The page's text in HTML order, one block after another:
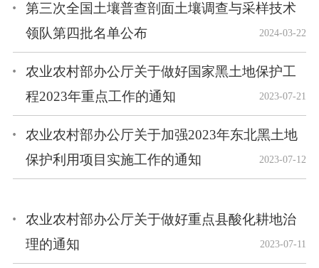
第三次全国土壤普查剖面土壤调查与采样技术
领队第四批名单公布
2024-03-22
农业农村部办公厅关于做好国家黑土地保护工
程2023年重点工作的通知
2023-07-21
农业农村部办公厅关于加强2023年东北黑土地
保护利用项目实施工作的通知
2023-07-12
农业农村部办公厅关于做好重点县酸化耕地治
理的通知
2023-07-11